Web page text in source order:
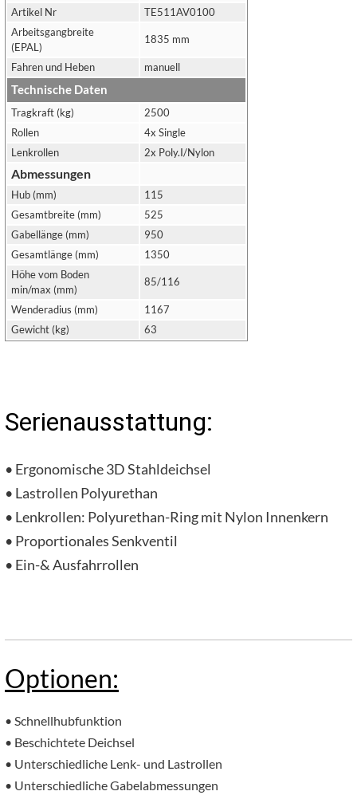
Artikel Nr
TE511AV0100
Arbeitsgangbreite
(EPAL)
1835 mm
Fahren und Heben manuell
Technische Daten
Tragkraft (kg)
2500
Rollen
4x Single
Lenkrollen
2x Poly.I/Nylon
Abmessungen
Hub (mm)
115
Gesamtbreite (mm)
525
Gabellänge (mm)
950
Gesamtlänge (mm)
1350
Höhe vom Boden
min/max (mm)
85/116
Wenderadius (mm)
1167
Gewicht (kg)
63
Serienausstattung:
• Ergonomische 3D Stahldeichsel
• Lastrollen Polyurethan
• Lenkrollen: Polyurethan-Ring mit Nylon Innenkern
• Proportionales Senkventil
• Ein-& Ausfahrrollen
Optionen:
• Schnellhubfunktion
• Beschichtete Deichsel
• Unterschiedliche Lenk- und Lastrollen
• Unterschiedliche Gabelabmessungen